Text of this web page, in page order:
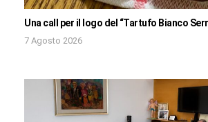
Una call per il logo del “Tartufo Bianco
7 Agosto 2026